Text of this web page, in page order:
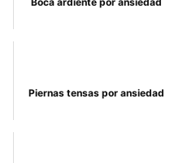
Piernas tensas por ansiedad